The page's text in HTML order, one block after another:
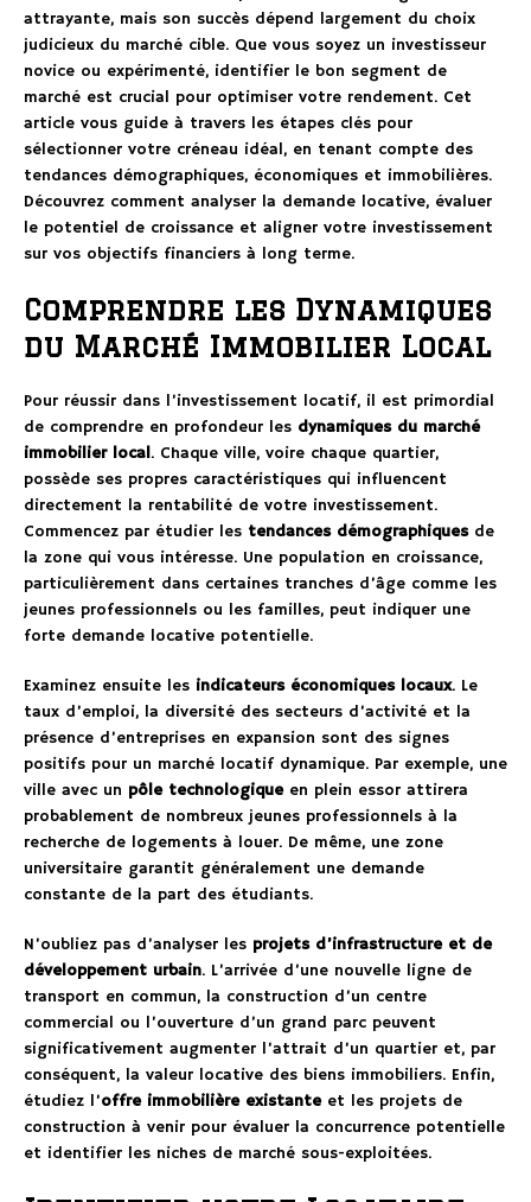
attrayante, mais son succès dépend largement du choix
judicieux du marché cible. Que vous soyez un investisseur
novice ou expérimenté, identifier le bon segment de
marché est crucial pour optimiser votre rendement. Cet
article vous guide à travers les étapes clés pour
sélectionner votre créneau idéal, en tenant compte des
tendances démographiques, économiques et immobilières.
Découvrez comment analyser la demande locative, évaluer
le potentiel de croissance et aligner votre investissement
sur vos objectifs financiers à long terme.
Comprendre les Dynamiques
du Marché Immobilier Local
Pour réussir dans l’investissement locatif, il est primordial
de comprendre en profondeur les dynamiques du marché
immobilier local. Chaque ville, voire chaque quartier,
possède ses propres caractéristiques qui influencent
directement la rentabilité de votre investissement.
Commencez par étudier les tendances démographiquesde
la zone qui vous intéresse. Une population en croissance,
particulièrement dans certaines tranches d’âge comme les
jeunes professionnels ou les familles, peut indiquer une
forte demande locative potentielle.
Examinez ensuite les indicateurs économiques locaux. Le
taux d’emploi, la diversité des secteurs d’activité et la
présence d’entreprises en expansion sont des signes
positifs pour un marché locatif dynamique. Par exemple, une
ville avec un pôle technologiqueen plein essor attirera
probablement de nombreux jeunes professionnels à la
recherche de logements à louer. De même, une zone
universitaire garantit généralement une demande
constante de la part des étudiants.
N’oubliez pas d’analyser les projets d’infrastructure et de
développement urbain. L’arrivée d’une nouvelle ligne de
transport en commun, la construction d’un centre
commercial ou l’ouverture d’un grand parc peuvent
significativement augmenter l’attrait d’un quartier et, par
conséquent, la valeur locative des biens immobiliers. Enfin,
étudiez l’offre immobilière existanteet les projets de
construction à venir pour évaluer la concurrence potentielle
et identifier les niches de marché sous-exploitées.